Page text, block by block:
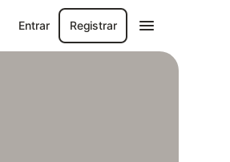
Entrar Registrar